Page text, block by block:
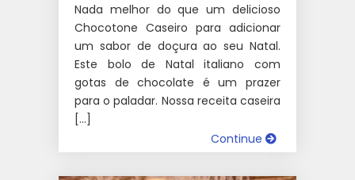
Nada melhor do que um delicioso
Chocotone Caseiro para adicionar
um sabor de doçura ao seu Natal.
Este bolo de Natal italiano com
gotas de chocolate é um prazer
para o paladar. Nossa receita caseira
[…]
Continue